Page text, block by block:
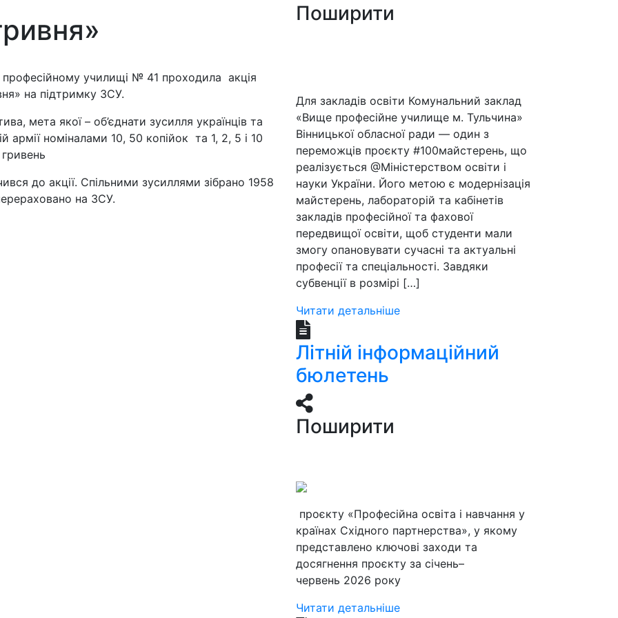
училищі № 41 проходила акція
на підтримку ЗСУ.
мета якої – об’єднати зусилля українців та
армії номіналами 10, 50 копійок та 1, 2, 5 і 10
гривень
до акції. Спільними зусиллями зібрано 1958
на ЗСУ.
Поширити
Для закладів освіти Комунальний заклад
«Вище професійне училище м. Тульчина»
Вінницької обласної ради — один з
переможців проєкту #100майстерень, що
реалізується @Міністерством освіти і
науки України. Його метою є модернізація
майстерень, лабораторій та кабінетів
закладів професійної та фахової
передвищої освіти, щоб студенти мали
змогу опановувати сучасні та актуальні
професії та спеціальності. Завдяки
субвенції в розмірі […]
Читати детальніше
Літній інформаційний
бюлетень
Поширити
проєкту «Професійна освіта і навчання у
країнах Східного партнерства», у якому
представлено ключові заходи та
досягнення проєкту за січень–
червень 2026 року
Читати детальніше